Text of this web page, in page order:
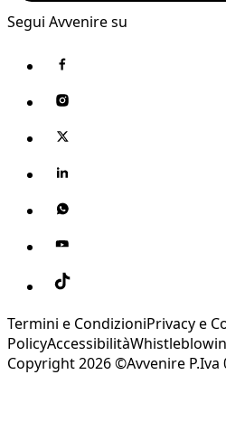
Segui Avvenire su
Termini e CondizioniPrivacy e
PolicyAccessibilità
Copyright 2026 ©Avvenire P.Iva